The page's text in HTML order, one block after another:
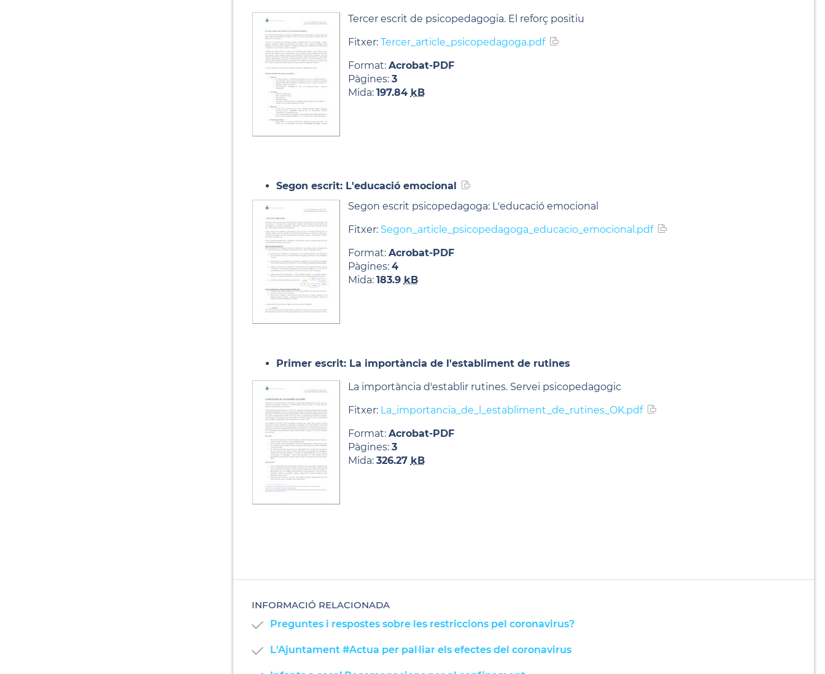
Tercer escrit de psicopedagogia. El reforç positiu
Fitxer: Tercer_article_psicopedagoga.pdf
Format: Acrobat-PDF
Pàgines: 3
Mida: 197.84 kB
Segon escrit: L'educació emocional
Segon escrit psicopedagoga: L'educació emocional
Fitxer: Segon_article_psicopedagoga_educacio_emocional.pdf
Format: Acrobat-PDF
Pàgines: 4
Mida: 183.9 kB
Primer escrit: La importància de l'establiment de rutines
La importància d'establir rutines. Servei psicopedagogic
Fitxer: La_importancia_de_l_establiment_de_rutines_OK.pdf
Format: Acrobat-PDF
Pàgines: 3
Mida: 326.27 kB
INFORMACIÓ RELACIONADA
Preguntes i respostes sobre les restriccions pel coronavirus?
L'Ajuntament #Actua per pal·liar els efectes del coronavirus